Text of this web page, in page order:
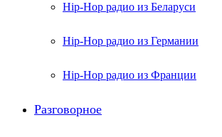
Hip-Hop радио из Беларуси
Hip-Hop радио из Германии
Hip-Hop радио из Франции
Разговорное